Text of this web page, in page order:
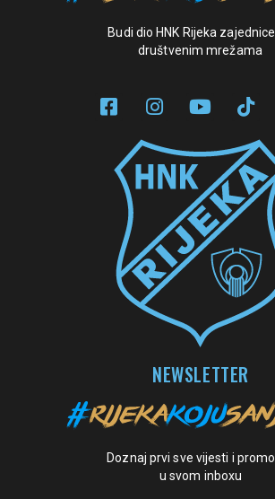
Budi dio HNK Rijeka
društvenim mrežama
NEWSLETTER
Doznaj prvi sve vijesti i
u svom inboxu